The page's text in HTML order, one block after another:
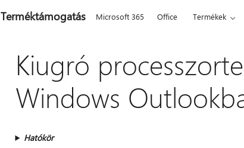
Terméktámogatás Microsoft 365 Office Termékek
Kiugró
Windows
Hatókör